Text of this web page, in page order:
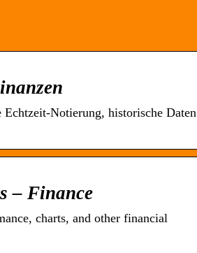
Notierung, historische Daten
– Finance
charts, and other financial